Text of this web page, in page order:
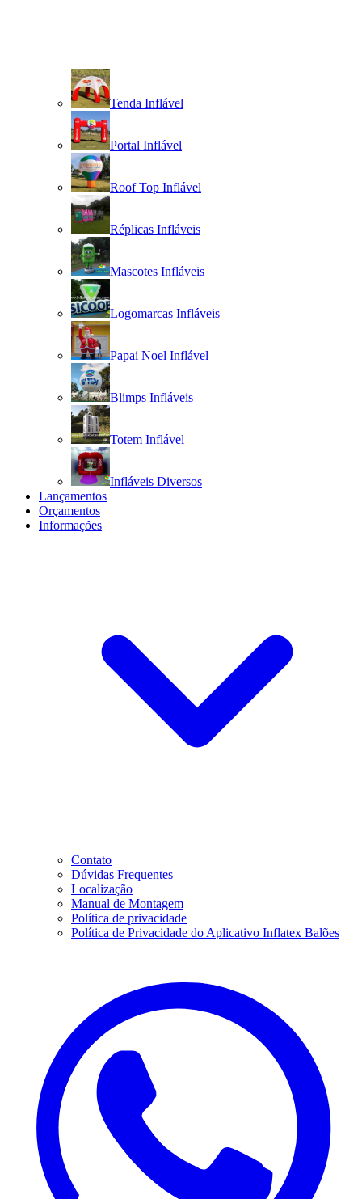
Tenda Inflável
Portal Inflável
Roof Top Inflável
Réplicas Infláveis
Mascotes Infláveis
Logomarcas Infláveis
Papai Noel Inflável
Blimps Infláveis
Totem Inflável
Infláveis Diversos
Lançamentos
Orçamentos
Informações
Contato
Dúvidas Frequentes
Localização
Manual de Montagem
Política de privacidade
Política de Privacidade do Aplicativo Inflatex Balões